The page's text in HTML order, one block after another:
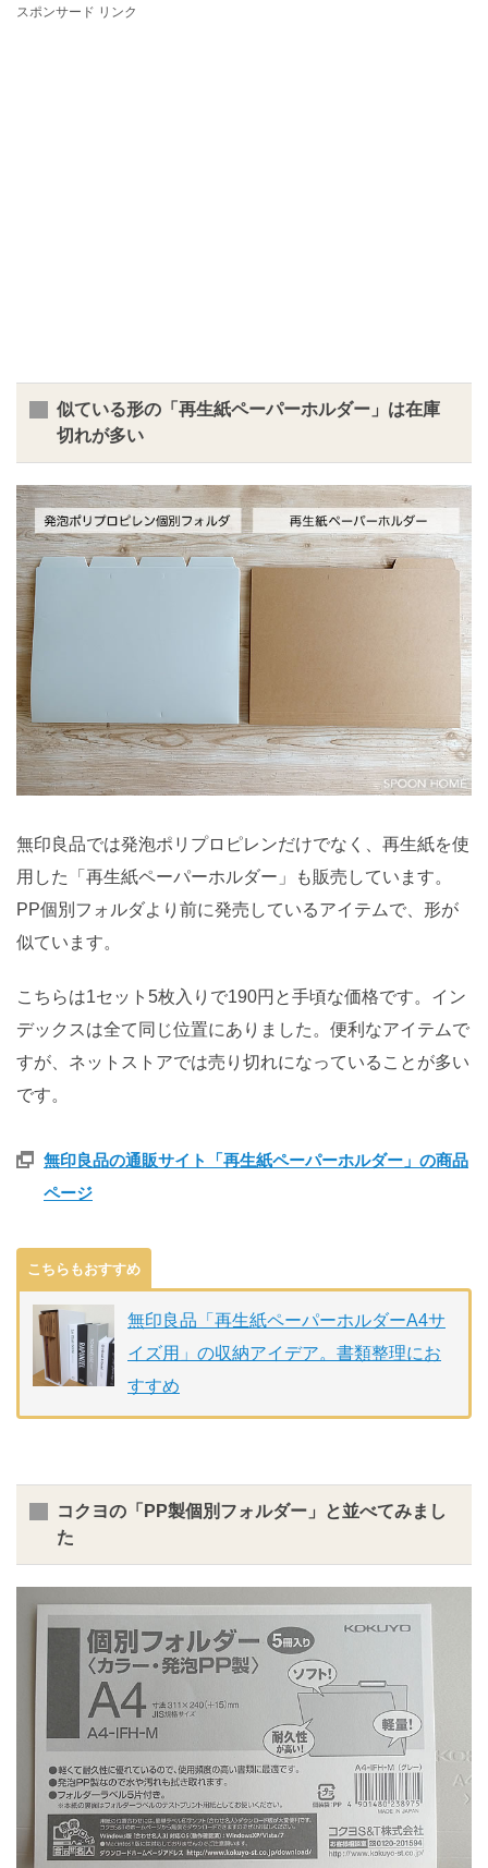
スポンサード リンク
似ている形の「再生紙ペーパーホルダー」は在庫
切れが多い
無印良品では発泡ポリプロピレンだけでなく、再生紙を使
用した「再生紙ペーパーホルダー」も販売しています。
PP個別フォルダより前に発売しているアイテムで、形が
似ています。
こちらは1セット5枚入りで190円と手頃な価格です。イン
デックスは全て同じ位置にありました。便利なアイテムで
すが、ネットストアでは売り切れになっていることが多い
です。
無印良品の通販サイト「再生紙ペーパーホルダー」の商品
ページ
こちらもおすすめ
無印良品「再生紙ペーパーホルダーA4サ
イズ用」の収納アイデア。書類整理にお
すすめ
コクヨの「PP製個別フォルダー」と並べてみまし
た